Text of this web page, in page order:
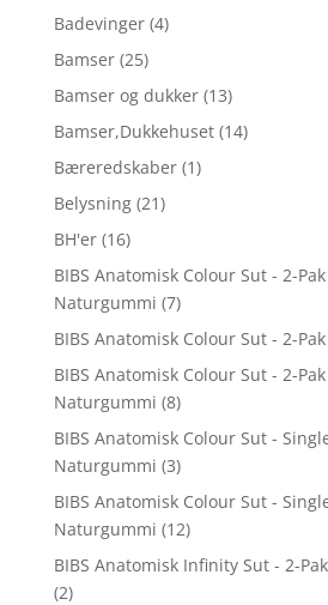
Badevinger (4)
Bamser (25)
Bamser og dukker (13)
Bamser,Dukkehuset (14)
Bæreredskaber (1)
Belysning (21)
BH'er (16)
BIBS Anatomisk Colour Sut - 2-
Naturgummi (7)
BIBS Anatomisk Colour Sut - 2-
BIBS Anatomisk Colour Sut - 2-
Naturgummi (8)
BIBS Anatomisk Colour Sut -
Naturgummi (3)
BIBS Anatomisk Colour Sut -
Naturgummi (12)
BIBS Anatomisk Infinity Sut - 2-
(2)